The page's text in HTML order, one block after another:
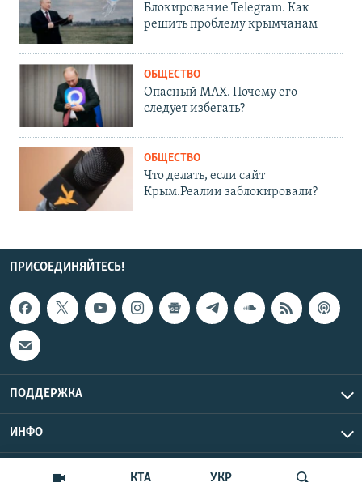
КТА УКР
Блокирование Telegram. Как
решить проблему крымчанам
ОБЩЕСТВО
Опасный MAX. Почему его
следует избегать?
ОБЩЕСТВО
Что делать, если сайт
Крым.Реалии заблокировали?
ПРИСОЕДИНЯЙТЕСЬ!
ПОДДЕРЖКА
ИНФО
Copyright Крым.Реалии, 2026 | Все права защищены.
UTC+3